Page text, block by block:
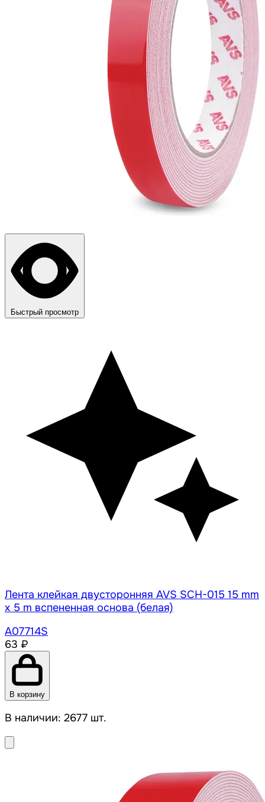
Быстрый просмотр
Лента клейкая двусторонняя AVS SCH-015 15 mm
x 5 m вспененная основа (белая)
A07714S
63 ₽
В корзину
В наличии: 2677 шт.